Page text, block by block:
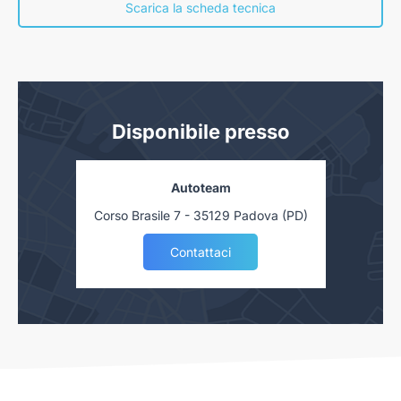
Scarica la scheda tecnica
Disponibile presso
Autoteam
Corso Brasile 7 - 35129 Padova (PD)
Contattaci